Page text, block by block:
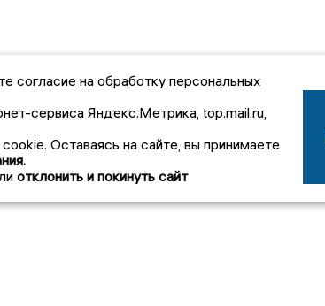
согласие на обработку персональных
сервиса Яндекс.Метрика, top.mail.ru,
Оставаясь на сайте, вы принимаете
отклонить и покинуть сайт